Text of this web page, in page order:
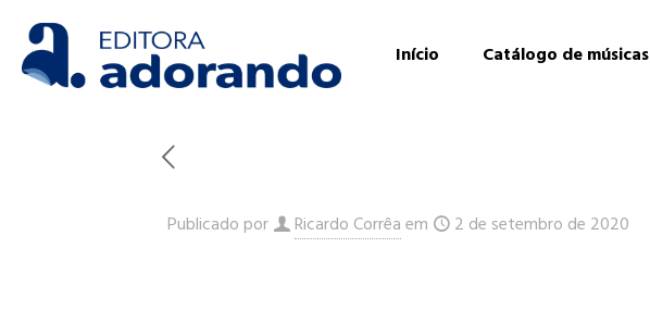
Início Catálogo de músicas
Publicado por Ricardo Corrêaem 2 de setembro de 2020